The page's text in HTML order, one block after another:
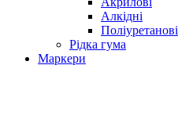
Алкідні
Поліуретанові
Рідка гума
Маркери